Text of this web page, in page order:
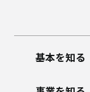
基本を知る